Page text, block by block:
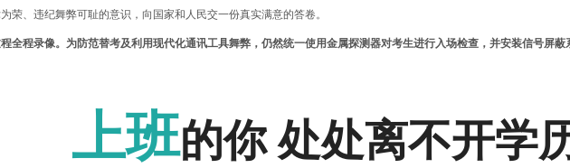
考试时间 考试时间
荣、违纪舞弊可耻的意识，向国家和人民交一份真实满意的答卷。
全程录像。为防范替考及利用现代化通讯工具舞弊，仍然统一使用金属探测器对考生进行入场检查，并安装信号屏
场考试违纪考生姓名及违纪情节 ，请各位考生务必查阅或于10月20日—--23日到报名站或登录市招办网站（
上班的你 处处离不开学